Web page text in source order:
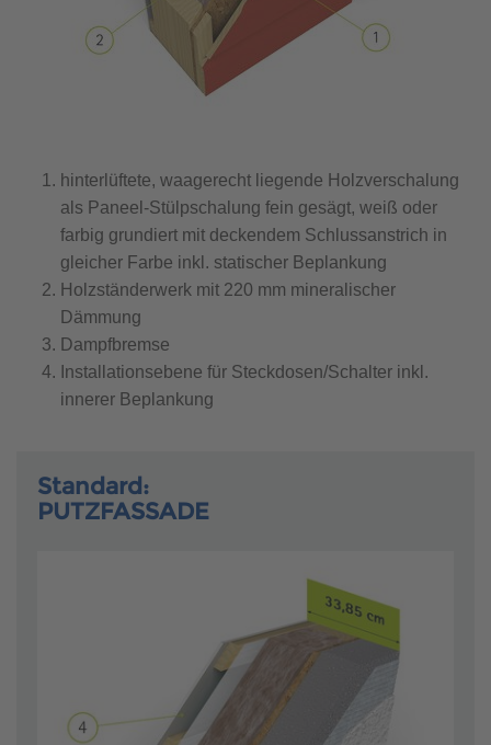
hinterlüftete, waagerecht liegende Holzverschalung
als Paneel-Stülpschalung fein gesägt, weiß oder
farbig grundiert mit deckendem Schlussanstrich in
gleicher Farbe inkl. statischer Beplankung
Holzständerwerk mit 220 mm mineralischer
Dämmung
Dampfbremse
Installationsebene für Steckdosen/Schalter inkl.
innerer Beplankung
Standard:
PUTZFASSADE